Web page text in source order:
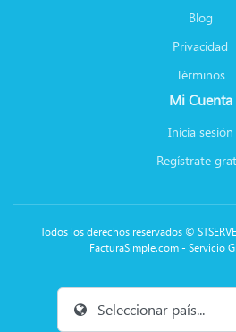
Blog
Privacidad
Términos
Mi Cuenta
Inicia sesión
Regístrate
Todos los derechos reservados ©
FacturaSimple.com - Servicio
Seleccionar país...